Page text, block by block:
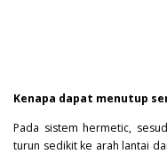
Kenapa dapat menutup
Pada sistem hermetic,
turun sedikit ke arah lantai